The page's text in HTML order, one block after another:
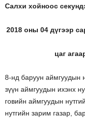
Салхи хойноос
2018 оны 04 дүгээр
цаг
8-нд баруун аймгуудын
зүүн аймгуудын ихэнх
говийн аймгуудын
нутгийн зарим газар,